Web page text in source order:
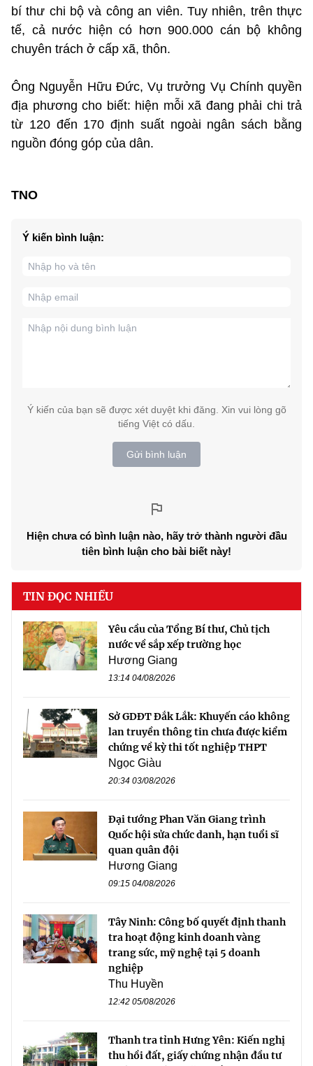
bí thư chi bộ và công an viên. Tuy nhiên, trên thực
tế, cả nước hiện có hơn 900.000 cán bộ không
chuyên trách ở cấp xã, thôn.
Ông Nguyễn Hữu Đức, Vụ trưởng Vụ Chính quyền
địa phương cho biết: hiện mỗi xã đang phải chi trả
từ 120 đến 170 định suất ngoài ngân sách bằng
nguồn đóng góp của dân.
TNO
Ý kiến bình luận:
Ý kiến của bạn sẽ được xét duyệt khi đăng. Xin vui lòng gõ
tiếng Việt có dấu.
Gửi bình luận
Hiện chưa có bình luận nào, hãy trở thành người đầu
tiên bình luận cho bài biết này!
TIN ĐỌC NHIỀU
Yêu cầu của Tổng Bí thư, Chủ tịch
nước về sắp xếp trường học
Hương Giang
13:14 04/08/2026
Sở GDĐT Đắk Lắk: Khuyến cáo không
lan truyền thông tin chưa được kiểm
chứng về kỳ thi tốt nghiệp THPT
Ngọc Giàu
20:34 03/08/2026
Đại tướng Phan Văn Giang trình
Quốc hội sửa chức danh, hạn tuổi sĩ
quan quân đội
Hương Giang
09:15 04/08/2026
Tây Ninh: Công bố quyết định thanh
tra hoạt động kinh doanh vàng
trang sức, mỹ nghệ tại 5 doanh
nghiệp
Thu Huyền
12:42 05/08/2026
Thanh tra tỉnh Hưng Yên: Kiến nghị
thu hồi đất, giấy chứng nhận đầu tư